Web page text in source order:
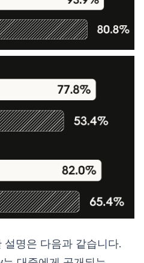
명은 다음과 같습니다.